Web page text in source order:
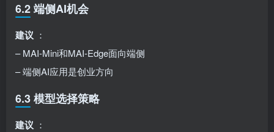
6.2 端侧AI机会
建议 ：
– MAI-Mini和MAI-Edge面向端侧
– 端侧AI应用是创业方向
6.3 模型选择策略
建议 ：